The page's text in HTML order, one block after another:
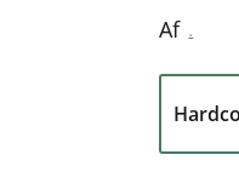
Af .